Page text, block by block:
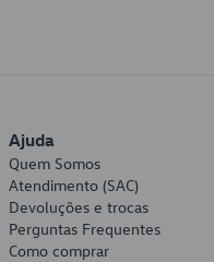
Ajuda
Quem Somos
Atendimento (SAC)
Devoluções e trocas
Perguntas Frequentes
Como comprar